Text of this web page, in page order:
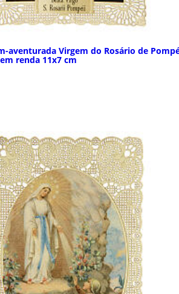
aventurada Virgem do Rosário de
renda 11x7 cm